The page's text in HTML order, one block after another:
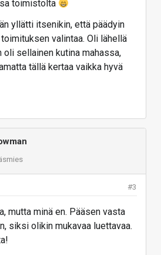
toimistolta
yllätti itsenikin, että päädyin
valintaa. Oli lähellä
oli sellainen kutina mahassa,
tällä kertaa vaikka hyvä
#3
mutta minä en. Pääsen vasta
siksi olikin mukavaa luettavaa.